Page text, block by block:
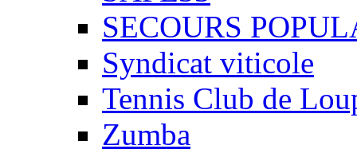
SECOURS
Syndicat viticole
Tennis Club de
Zumba